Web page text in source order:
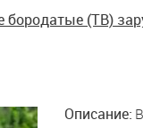
(TB)
Описание: